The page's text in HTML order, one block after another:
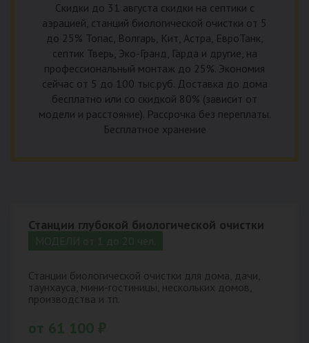
Скидки до 31 августа скидки на септики с
аэрацией, станций биологической очистки от 5
до 25% Топас, Волгарь, Кит, Астра, ЕвроТанк,
септик Тверь, Эко-Гранд, Гарда и другие, на
профессиональный монтаж до 25%. Экономия
сейчас от 5 до 100 тыс.руб. Доставка до дома
бесплатно или со скидкой 80% (зависит от
модели и расстояние). Рассрочка без переплаты.
Бесплатное хранение
Станции глубокой биологической очистки
Станции биологической очистки для дома, дачи,
таунхауса, мини-гостиницы, нескольких домов,
производства и тп.